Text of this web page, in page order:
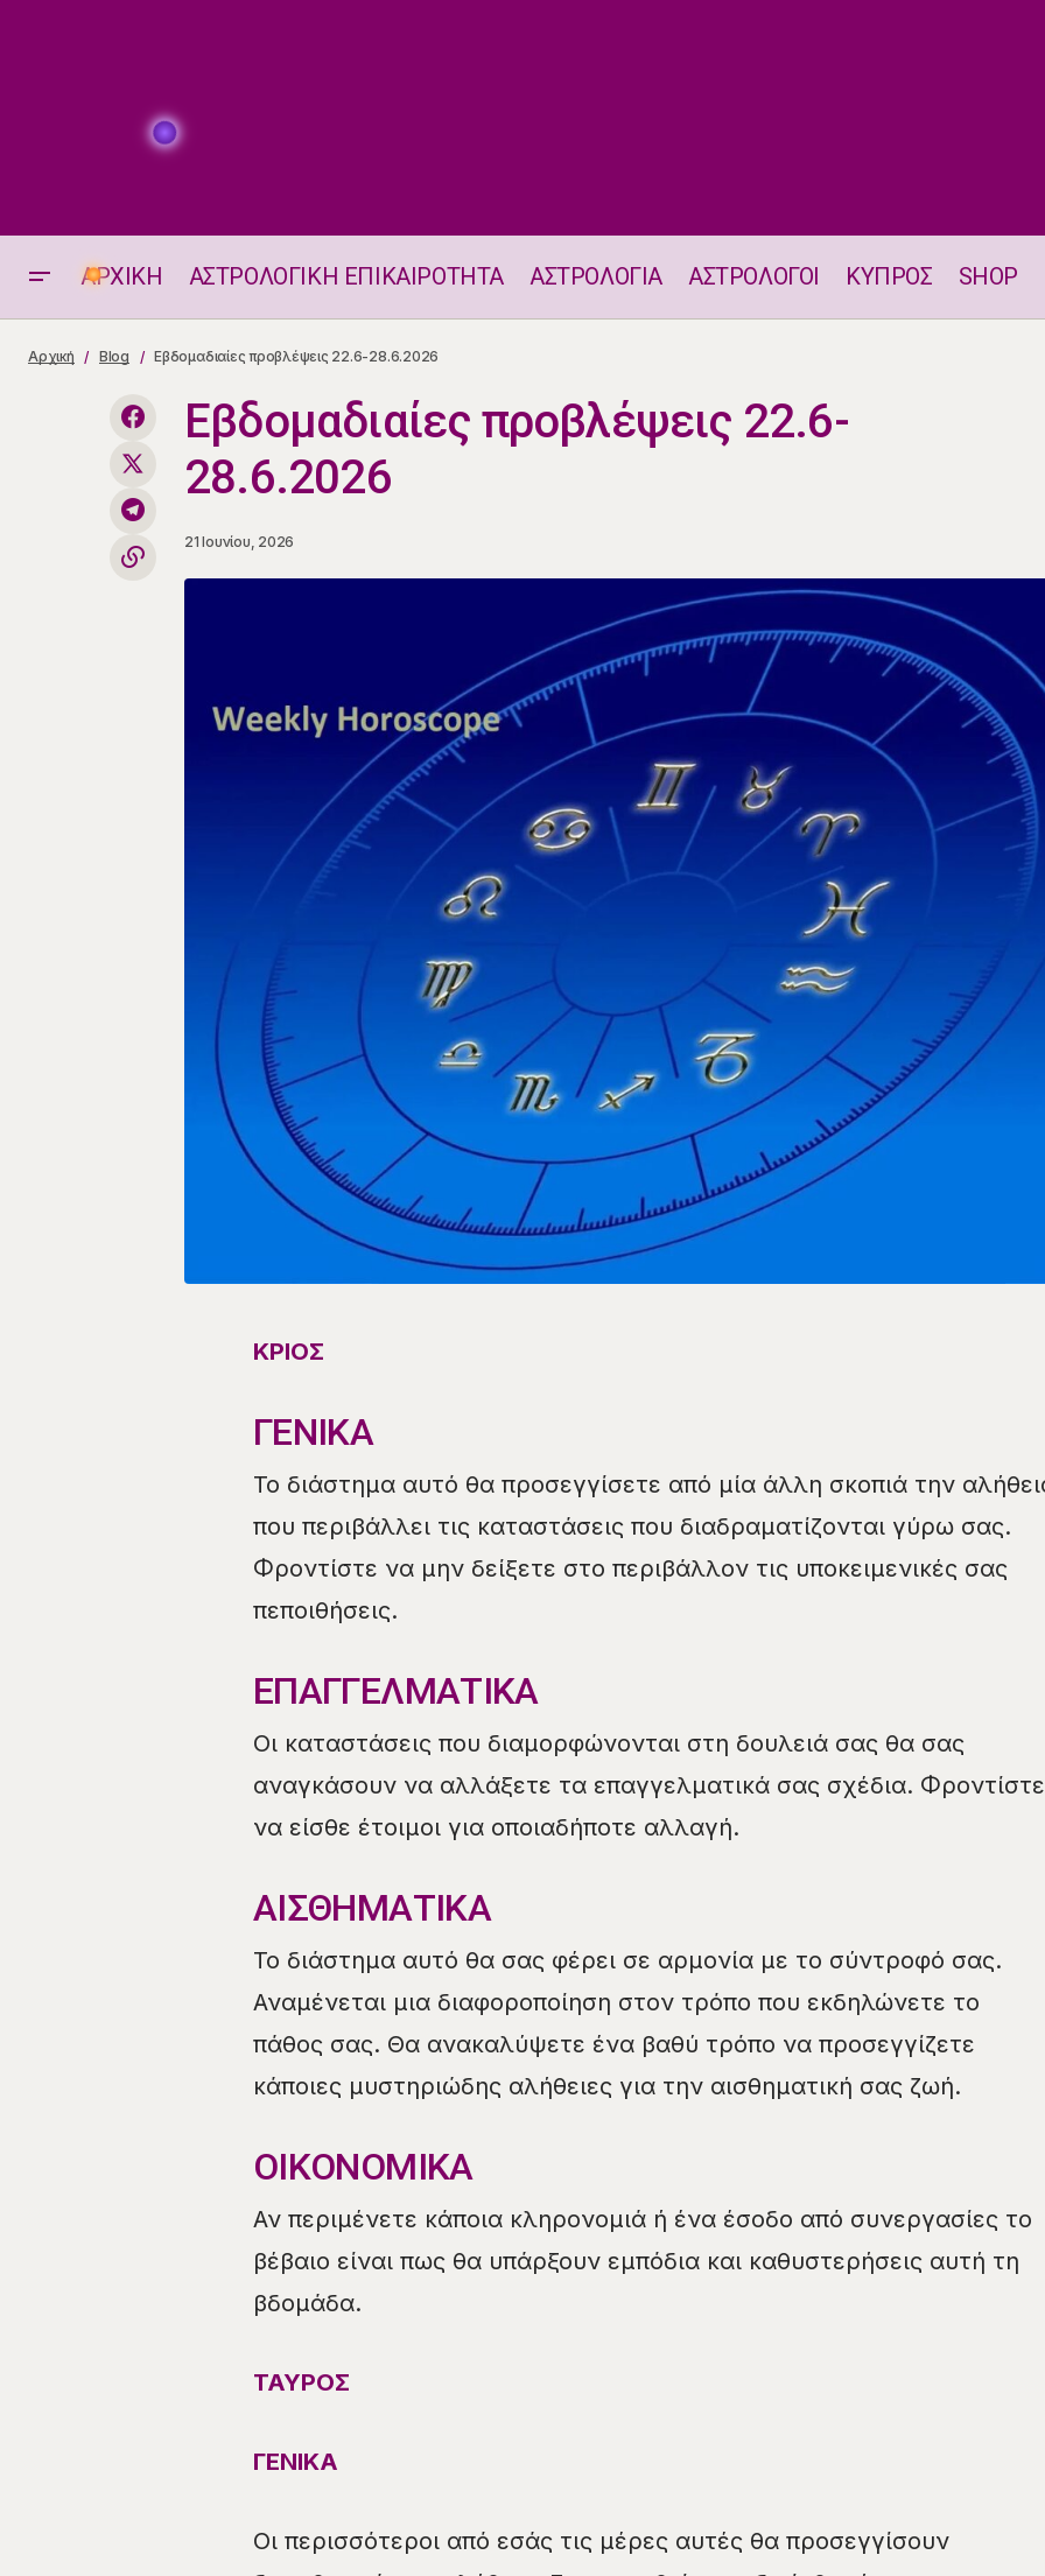
ΑΡΧΙΚΗ ΑΣΤΡΟΛΟΓΙΚΗ ΕΠΙΚΑΙΡΟΤΗΤΑ ΑΣΤΡΟΛΟΓΙΑ ΑΣΤΡΟΛΟΓΟΙ ΚΥΠΡΟΣ SHOP
Αισθηματικά Ταρώ 22.6.2026
Αρχική Blog Εβδομαδιαίες προβλέψεις 22.6-28.6.2026
Εβδομαδιαίες προβλέψεις 22.6-
28.6.2026
21 Ιουνίου, 2026
ΚΡΙΟΣ
ΓΕΝΙΚΑ
Το διάστημα αυτό θα προσεγγίσετε από μία άλλη σκοπιά την
που περιβάλλει τις καταστάσεις που διαδραματίζονται γύρω σας.
Φροντίστε να μην δείξετε στο περιβάλλον τις υποκειμενικές σας
πεποιθήσεις.
ΕΠΑΓΓΕΛΜΑΤΙΚΑ
Οι καταστάσεις που διαμορφώνονται στη δουλειά σας θα σας
αναγκάσουν να αλλάξετε τα επαγγελματικά σας σχέδια. Φροντίστε
να είσθε έτοιμοι για οποιαδήποτε αλλαγή.
ΑΙΣΘΗΜΑΤΙΚΑ
Το διάστημα αυτό θα σας φέρει σε αρμονία με το σύντροφό σας.
Αναμένεται μια διαφοροποίηση στον τρόπο που εκδηλώνετε το
πάθος σας. Θα ανακαλύψετε ένα βαθύ τρόπο να προσεγγίζετε
κάποιες μυστηριώδης αλήθειες για την αισθηματική σας ζωή.
ΟΙΚΟΝΟΜΙΚΑ
Αν περιμένετε κάποια κληρονομιά ή ένα έσοδο από συνεργασίες το
βέβαιο είναι πως θα υπάρξουν εμπόδια και καθυστερήσεις αυτή τη
βδομάδα.
ΤΑΥΡΟΣ
ΓΕΝΙΚΑ
Οι περισσότεροι από εσάς τις μέρες αυτές θα προσεγγίσουν